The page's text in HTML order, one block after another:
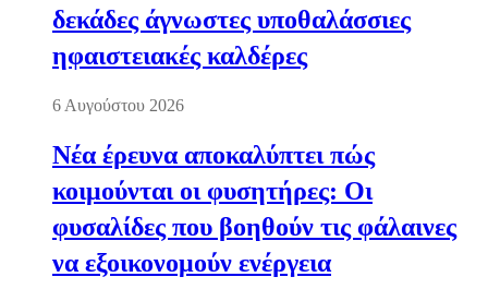
δεκάδες άγνωστες υποθαλάσσιες
ηφαιστειακές καλδέρες
6 Αυγούστου 2026
Νέα έρευνα αποκαλύπτει πώς
κοιμούνται οι φυσητήρες: Οι
φυσαλίδες που βοηθούν τις φάλαινες
να εξοικονομούν ενέργεια